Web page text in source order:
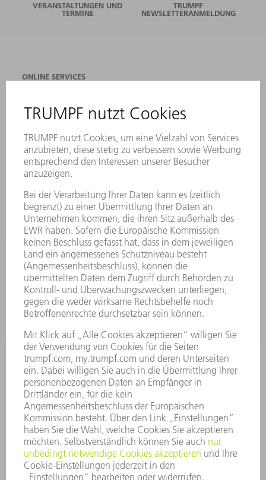
VERANSTALTUNGEN UND
TERMINE
TRUMPF
NEWSLETTERANMELDUNG
ONLINE SERVICES
STANDORTE
NEWSLETTER-ANMELDUNG
MYTRUMPF
SICHERHEITSDATENBLÄTTER
PRODUKTE
LASER
LEISTUNGSELEKTRONIK
ELEKTROWERKZEUGE
SMART FACTORY
SOFTWARE
SERVICES
ANWENDUNGEN
BRANCHEN
UNTERNEHMEN
KARRIERE
STELLENANGEBOTE
VORSTAND
GESCHÄFTSBERICHT
UNTERNEHMENSGRUNDSÄTZE
COMPLIANCE
HINWEISGEBERSYSTEM
SECURITY
PRESSEMITTEILUNGEN
MAGAZINE
LIEFERANTEN
NACHHALTIGKEIT
UMWELT & KLIMA
SOZIALES & GESELLSCHAFT